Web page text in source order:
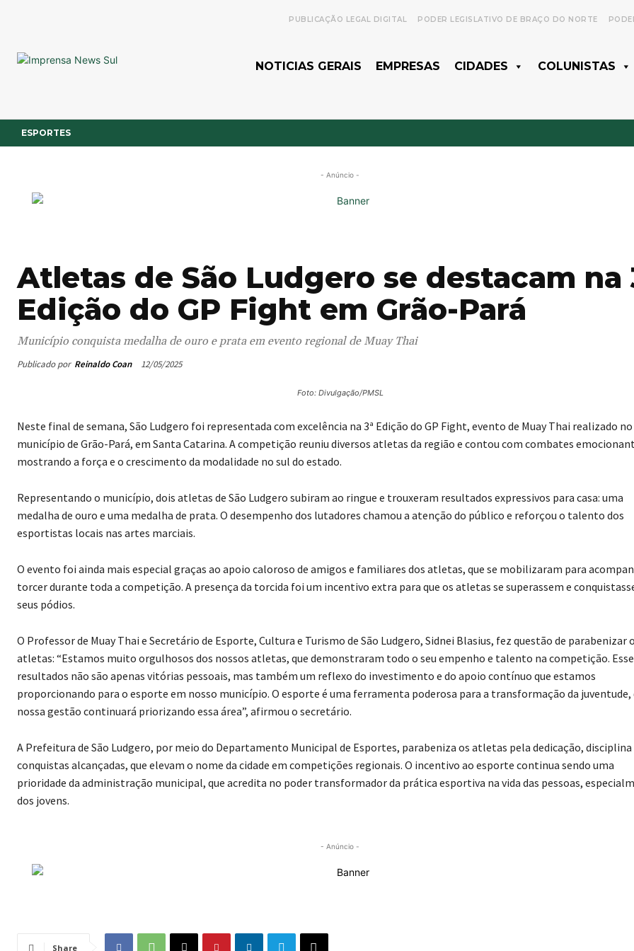
PUBLICAÇÃO LEGAL DIGITAL PODER LEGISLATIVO DE BRAÇO DO NORTE
NOTICIAS GERAIS EMPRESAS CIDADES COLUNISTAS
ESPORTES
- Anúncio -
Atletas de São Ludgero se destacam na
Edição do GP Fight em Grão-Pará
Município conquista medalha de ouro e prata em evento regional de Muay Thai
Publicado por Reinaldo Coan 12/05/2025
Foto: Divulgação/PMSL
Neste final de semana, São Ludgero foi representada com excelência na 3ª Edição do GP Fight, evento de Muay Thai realizado no
município de Grão-Pará, em Santa Catarina. A competição reuniu diversos atletas da região e contou com combates
mostrando a força e o crescimento da modalidade no sul do estado.
Representando o município, dois atletas de São Ludgero subiram ao ringue e trouxeram resultados expressivos para casa: uma
medalha de ouro e uma medalha de prata. O desempenho dos lutadores chamou a atenção do público e reforçou o talento dos
esportistas locais nas artes marciais.
O evento foi ainda mais especial graças ao apoio caloroso de amigos e familiares dos atletas, que se mobilizaram para
torcer durante toda a competição. A presença da torcida foi um incentivo extra para que os atletas se superassem e
seus pódios.
O Professor de Muay Thai e Secretário de Esporte, Cultura e Turismo de São Ludgero, Sidnei Blasius, fez questão de parabenizar
atletas: “Estamos muito orgulhosos dos nossos atletas, que demonstraram todo o seu empenho e talento na competição.
resultados não são apenas vitórias pessoais, mas também um reflexo do investimento e do apoio contínuo que estamos
proporcionando para o esporte em nosso município. O esporte é uma ferramenta poderosa para a transformação da juventude,
nossa gestão continuará priorizando essa área”, afirmou o secretário.
A Prefeitura de São Ludgero, por meio do Departamento Municipal de Esportes, parabeniza os atletas pela dedicação, disciplina
conquistas alcançadas, que elevam o nome da cidade em competições regionais. O incentivo ao esporte continua sendo uma
prioridade da administração municipal, que acredita no poder transformador da prática esportiva na vida das pessoas,
dos jovens.
- Anúncio -
Share